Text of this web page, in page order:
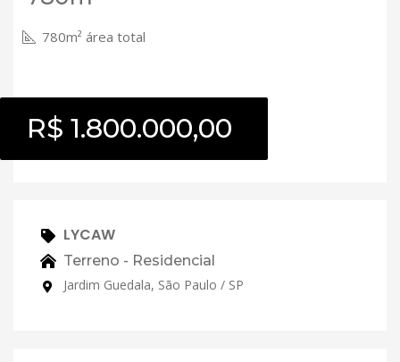
780m² área total
R$ 1.800.000,00
LYCAW
Terreno - Residencial
Jardim Guedala, São Paulo / SP